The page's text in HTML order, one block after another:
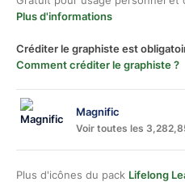
Plus d'informations
Créditer le graphiste est
Comment créditer le graphiste ?
Magnific
Voir toutes les
Plus d'icônes du pack Lifelong